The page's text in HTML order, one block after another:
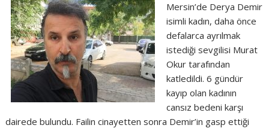
Mersin’de Derya Demir
isimli kadın, daha önce
defalarca ayrılmak
istediği sevgilisi Murat
Okur tarafından
katledildi. 6 gündür
kayıp olan kadının
cansız bedeni karşı
dairede bulundu. Failin cinayetten sonra Demir’in gasp ettiği